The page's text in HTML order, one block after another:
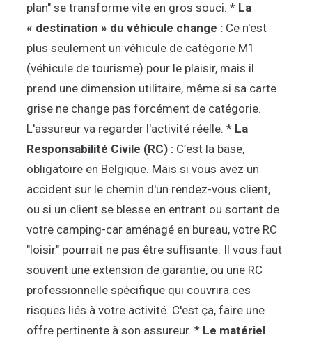
plan" se transforme vite en gros souci. * La
« destination » du véhicule change : Ce n'est
plus seulement un véhicule de catégorie M1
(véhicule de tourisme) pour le plaisir, mais il
prend une dimension utilitaire, même si sa carte
grise ne change pas forcément de catégorie.
L'assureur va regarder l'activité réelle. * La
Responsabilité Civile (RC) : C’est la base,
obligatoire en Belgique. Mais si vous avez un
accident sur le chemin d'un rendez-vous client,
ou si un client se blesse en entrant ou sortant de
votre camping-car aménagé en bureau, votre RC
"loisir" pourrait ne pas être suffisante. Il vous faut
souvent une extension de garantie, ou une RC
professionnelle spécifique qui couvrira ces
risques liés à votre activité. C'est ça, faire une
offre pertinente à son assureur. * Le matériel